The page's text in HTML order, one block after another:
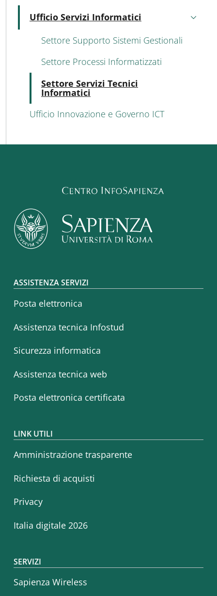
Ufficio Servizi Informatici
Attivo
Settore Supporto Sistemi Gestionali
Settore Processi Informatizzati
Settore Servizi Tecnici
Informatici
Ufficio Innovazione e Governo ICT
Footer menu
ASSISTENZA SERVIZI
Posta elettronica
Assistenza tecnica Infostud
Sicurezza informatica
Assistenza tecnica web
Posta elettronica certificata
LINK UTILI
Amministrazione trasparente
Richiesta di acquisti
Privacy
Italia digitale 2026
SERVIZI
Sapienza Wireless